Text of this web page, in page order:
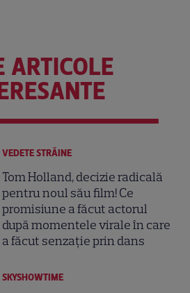
ARTICOLE
VEDETE STRĂINE
Tom Holland, decizie radicală
pentru noul său film! Ce
promisiune a făcut actorul
după momentele virale în care
a făcut senzație prin dans
SKYSHOWTIME